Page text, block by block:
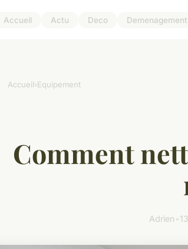
Accueil Actu Deco Demenagement
Accueil›Equipement
Comment
Adrien